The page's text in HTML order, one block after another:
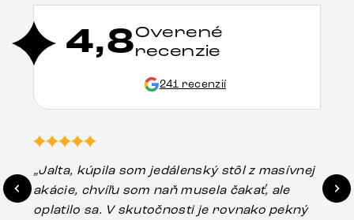
4,8Overené
recenzie
241 recenzií
„Jalta, kúpila som jedálenský stôl z masívnej
akácie, chvíľu som naň musela čakať, ale
oplatilo sa. V skutočnosti je rovnako pekný